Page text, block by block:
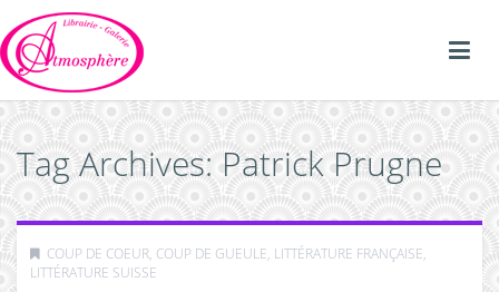
Tag Archives: Patrick Prugne
COUP DE COEUR, COUP DE GUEULE, LITTÉRATURE FRANÇAISE,
LITTÉRATURE SUISSE